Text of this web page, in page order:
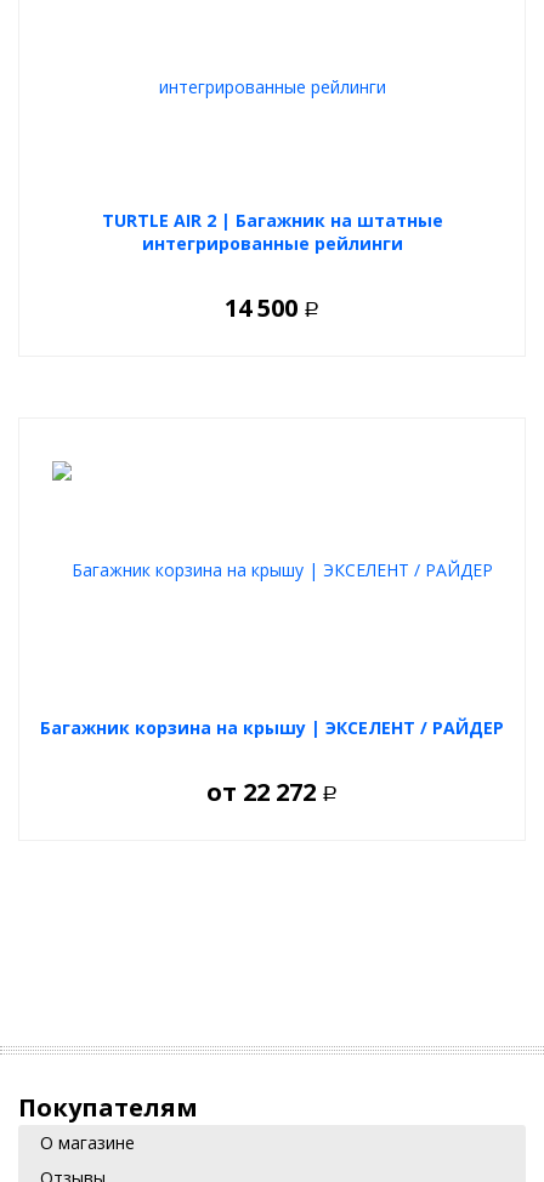
TURTLE AIR 2 | Багажник на штатные
интегрированные рейлинги
14 500 Р
Багажник корзина на крышу | ЭКСЕЛЕНТ / РАЙДЕР
от 22 272 Р
Покупателям
О магазине
Отзывы